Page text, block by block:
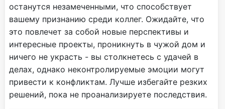
останутся незамеченными, что способствует
вашему признанию среди коллег. Ожидайте, что
это повлечет за собой новые перспективы и
интересные проекты, проникнуть в чужой дом и
ничего не украсть - вы столкнетесь с удачей в
делах, однако неконтролируемые эмоции могут
привести к конфликтам. Лучше избегайте резких
решений, пока не проанализируете последствия.